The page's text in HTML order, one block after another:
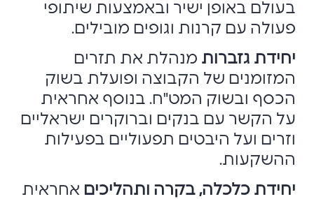
בעולם באופן ישיר ובאמצעות שיתופי
פעולה עם קרנות וגופים מובילים.
יחידת גזברות מנהלת את תזרים
המזומנים של הקבוצה ופועלת בשוק
הכסף ובשוק המט"ח. בנוסף אחראית
על הקשר עם בנקים וברוקרים ישראליים
וזרים ועל היבטים תפעוליים בפעילות
ההשקעות.
יחידת כלכלה, בקרה ותהליכים אחראית